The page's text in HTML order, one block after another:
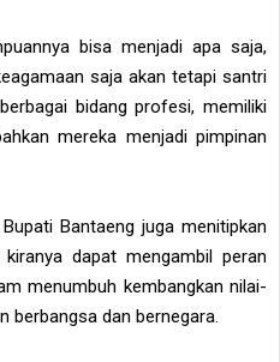
bisa menjadi apa saja,
saja akan tetapi santri
bidang profesi, memiliki
mereka menjadi pimpinan
Bantaeng juga menitipkan
dapat mengambil peran
menumbuh kembangkan nilai-
berbangsa dan bernegara.